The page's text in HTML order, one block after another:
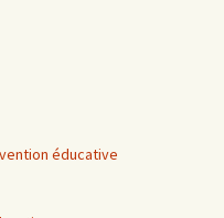
éducative